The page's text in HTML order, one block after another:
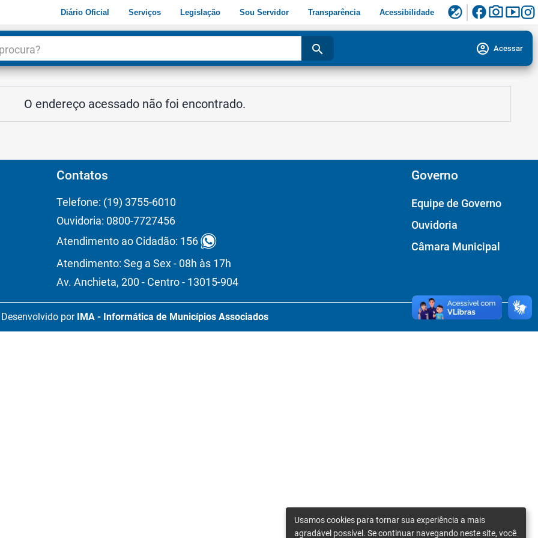
Diário Oficial Serviços Legislação Sou Servidor Transparência Acessibilidade flaky facebookphoto_camerasmart_display
search account_circle Acessar
O endereço acessado não foi encontrado.
Contatos
Telefone: (19) 3755-6010
Ouvidoria: 0800-7727456
Atendimento ao Cidadão: 156
Atendimento: Seg a Sex - 08h às 17h
Av. Anchieta, 200 - Centro - 13015-904
Governo
Equipe de Governo
Ouvidoria
Câmara Municipal
Desenvolvido por IMA - Informática de Municípios Associados
Usamos cookies para tornar sua experiência a mais
agradável possível. Se continuar navegando neste site, você